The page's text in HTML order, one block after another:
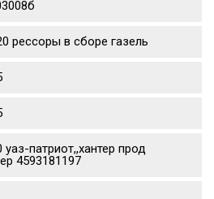
рессоры в сборе газель
патриот,,хантер прод
4593181197